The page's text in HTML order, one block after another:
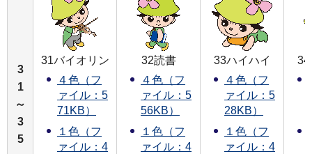
3
1
～
3
5
31バイオリン
４色（フ
ァイル：5
71KB）
１色（フ
ァイル：4
32読書
４色（フ
ァイル：5
56KB）
１色（フ
ァイル：4
33ハイハイ
４色（フ
ァイル：5
28KB）
１色（フ
ァイル：4
34